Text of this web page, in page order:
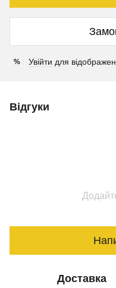
% Увійти для
Відгуки
Доставка